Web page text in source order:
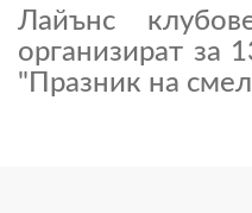
Лайънс
организират за
"Празник на